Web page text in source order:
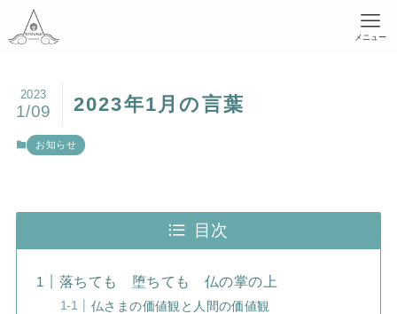
メニュー
2023年1月の言葉
2023
1/09
お知らせ
目次
落ちても 堕ちても 仏の掌の上
仏さまの価値観と人間の価値観